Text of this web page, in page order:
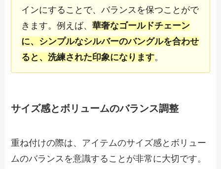
インにすることで、バランスを保つことがで
きます。例えば、華奢なゴールドチェーン
に、シンプルなシルバーのバングルを合わせ
ると、洗練された印象になります。
サイズ感とボリュームのバランス調整
重ね付けの際は、アイテムのサイズ感とボリュー
ムのバランスを意識することが非常に大切です。